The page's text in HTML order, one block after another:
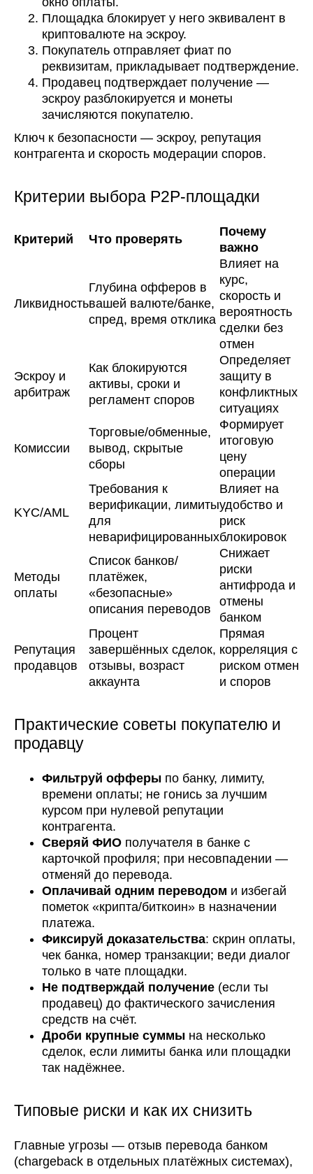
Площадка блокирует у него эквивалент в
криптовалюте на эскроу.
Покупатель отправляет фиат по
реквизитам, прикладывает подтверждение.
Продавец подтверждает получение —
эскроу разблокируется и монеты
зачисляются покупателю.
Ключ к безопасности — эскроу, репутация
контрагента и скорость модерации споров.
Критерии выбора P2P-площадки
Критерий Что проверять
Почему
важно
Ликвидность
Глубина офферов в
вашей валюте/банке,
спред, время отклика
Влияет на
курс,
скорость и
вероятность
сделки без
отмен
Эскроу и
арбитраж
Как блокируются
активы, сроки и
регламент споров
Определяет
защиту в
конфликтных
ситуациях
Комиссии
Торговые/обменные,
вывод, скрытые
сборы
Формирует
итоговую
цену
операции
KYC/AML
Требования к
верификации, лимиты
для
неварифицированных
Влияет на
удобство и
риск
блокировок
Методы
оплаты
Список банков/
платёжек,
«безопасные»
описания переводов
Снижает
риски
антифрода и
отмены
банком
Репутация
продавцов
Процент
завершённых сделок,
отзывы, возраст
аккаунта
Прямая
корреляция с
риском отмен
и споров
Практические советы покупателю и
продавцу
Фильтруй офферы по банку, лимиту,
времени оплаты; не гонись за лучшим
курсом при нулевой репутации
контрагента.
Сверяй ФИО получателя в банке с
карточкой профиля; при несовпадении —
отменяй до перевода.
Оплачивай одним переводом и избегай
пометок «крипта/биткоин» в назначении
платежа.
Фиксируй доказательства: скрин оплаты,
чек банка, номер транзакции; веди диалог
только в чате площадки.
Не подтверждай получение (если ты
продавец) до фактического зачисления
средств на счёт.
Дроби крупные суммы на несколько
сделок, если лимиты банка или площадки
так надёжнее.
Типовые риски и как их снизить
Главные угрозы — отзыв перевода банком
(chargeback в отдельных платёжных системах),